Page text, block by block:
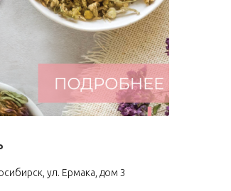
ул. Ермака, дом 3